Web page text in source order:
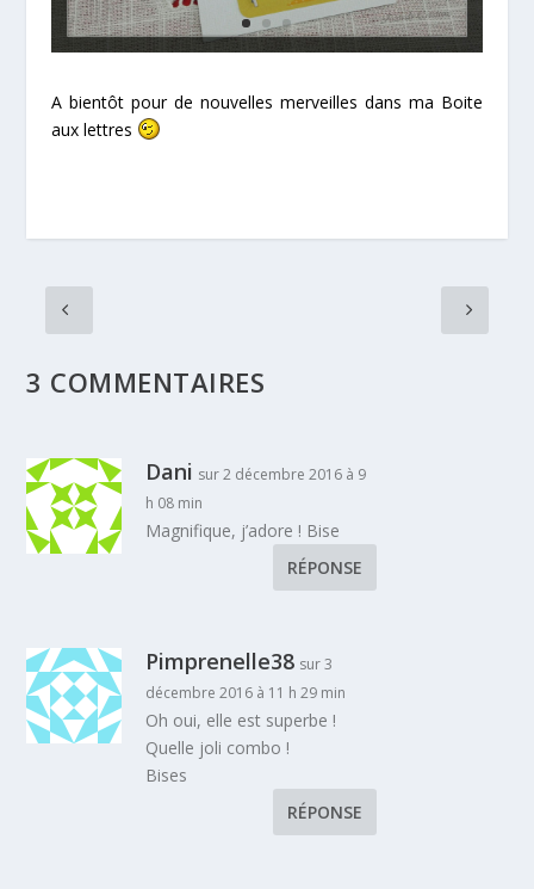
A bientôt pour de nouvelles merveilles dans ma Boite
aux lettres
3 COMMENTAIRES
Dani sur 2 décembre 2016 à 9
h 08 min
Magnifique, j’adore ! Bise
RÉPONSE
Pimprenelle38 sur 3
décembre 2016 à 11 h 29 min
Oh oui, elle est superbe !
Quelle joli combo !
Bises
RÉPONSE